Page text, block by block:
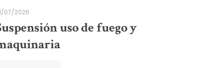
07/2026
uso de fuego y